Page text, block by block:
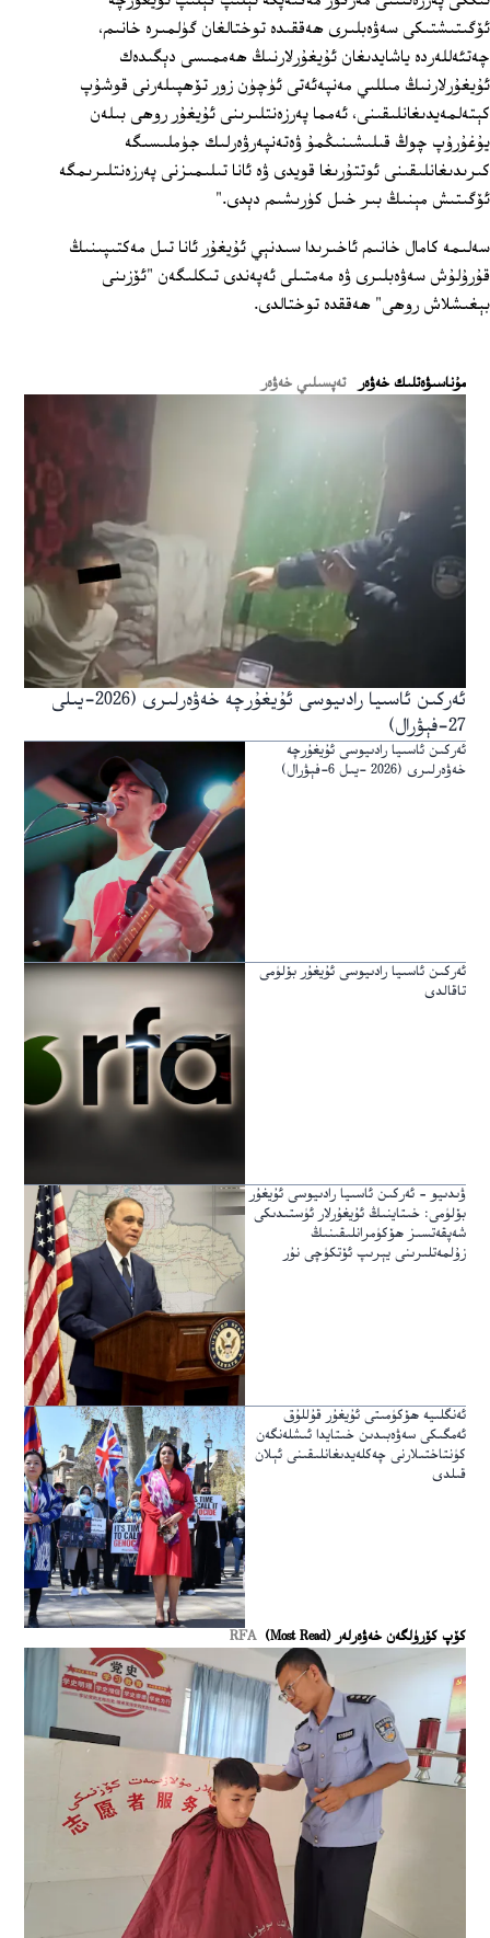
ئۆگىتىشتىكى سەۋەبلىرى ھەققىدە توختالغان گۈلمىرە خانىم،
چەتئەللەردە ياشايدىغان ئۇيغۇرلارنىڭ ھەممىسى دېگىدەك
ئۇيغۇرلارنىڭ مىللىي مەنپەئەتى ئۈچۈن زور تۆھپىلەرنى قوشۇپ
كېتەلمەيدىغانلىقىنى، ئەمما پەرزەنتلىرىنى ئۇيغۇر روھى بىلەن
يۇغۇرۇپ چوڭ قىلىشىنىڭمۇ ۋەتەنپەرۋەرلىك جۈملىسىگە
كىرىدىغانلىقىنى ئوتتۇرىغا قويدى ۋە ئانا تىلىمىزنى پەرزەنتلىرىمگە
ئۆگىتىش مېنىڭ بىر خىل كۈرىشىم دېدى."
سەلىمە كامال خانىم ئاخىرىدا سىدنېي ئۇيغۇر ئانا تىل مەكتىپىنىڭ
قۇرۇلۇش سەۋەبلىرى ۋە مەمتىلى ئەپەندى تىكلىگەن "ئۆزىنى
بېغىشلاش روھى" ھەققدە توختالدى.
ﻣﯘﻧﺎﺳﯩﯟﻩﺗﻠﯩﻚ ﺧﻪﯞﻩﺭ تەپسىلىي خەۋەر
ئەركىن ئاسىيا رادىيوسى ئۇيغۇرچە خەۋەرلىرى (2026-يىلى
27-فېۋرال)
ئەركىن ئاسىيا رادىيوسى ئۇيغۇرچە
خەۋەرلىرى (2026 -يىل 6-فېۋرال)
ئەركىن ئاسىيا رادىيوسى ئۇيغۇر بۆلۈمى
تاقالدى
ۋىدىيو – ئەركىن ئاسىيا رادىيوسى ئۇيغۇر
بۆلۈمى: خىتاينىڭ ئۇيغۇرلار ئۈستىدىكى
شەپقەتسىز ھۆكۈمرانلىقىنىڭ
زۇلمەتلىرىنى يېرىپ ئۆتكۈچى نۇر
ئەنگلىيە ھۆكۈمىتى ئۇيغۇر قۇللۇق
ئەمگىكى سەۋەبىدىن خىتايدا ئىشلەنگەن
كۈنتاختىلارنى چەكلەيدىغانلىقىنى ئېلان
قىلدى
كۆپ كۆرۈلگەن خەۋەرلەر (Most Read) RFA